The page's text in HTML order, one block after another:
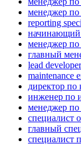
менеджер по
reporting
начинающий
менеджер по
главный
lead developer
maintenance
директор по
инженер по
менеджер по
специалист
главный
специалист